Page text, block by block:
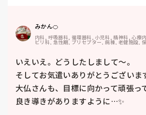
みかん🍊
内科, 呼吸器科, 循環器科, 小児科, 精神科, 心療
ビリ科, 急性期, プリセプター, 病棟, 老健施設,
院, 大学病院, 慢性期, 保育園・学校, 検診・健診
いえいえ。どうしたしまして〜。
そしてお気遣いありがとうござい
大仏さんも、目標に向かって頑張っ
良き導きがありますように…✨